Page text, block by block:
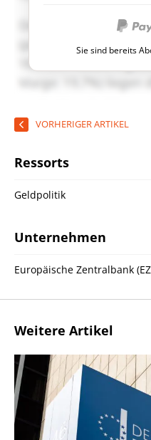
Sie sind bereits
VORHERIGER ARTIKEL
Ressorts
Geldpolitik
Unternehmen
Europäische Zentralbank
Weitere Artikel